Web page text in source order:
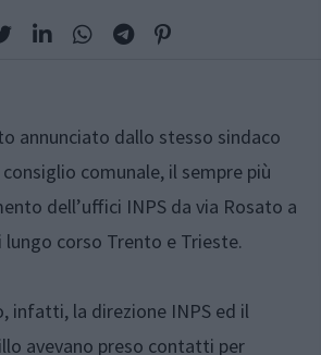
annunciato dallo stesso sindaco
comunale, il sempre più
dell’uffici INPS da via Rosato a
lungo corso Trento e Trieste.
infatti, la direzione INPS ed il
avevano preso contatti per